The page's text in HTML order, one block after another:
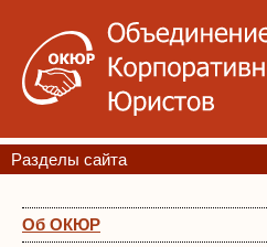
Разделы сайта
Об ОКЮР